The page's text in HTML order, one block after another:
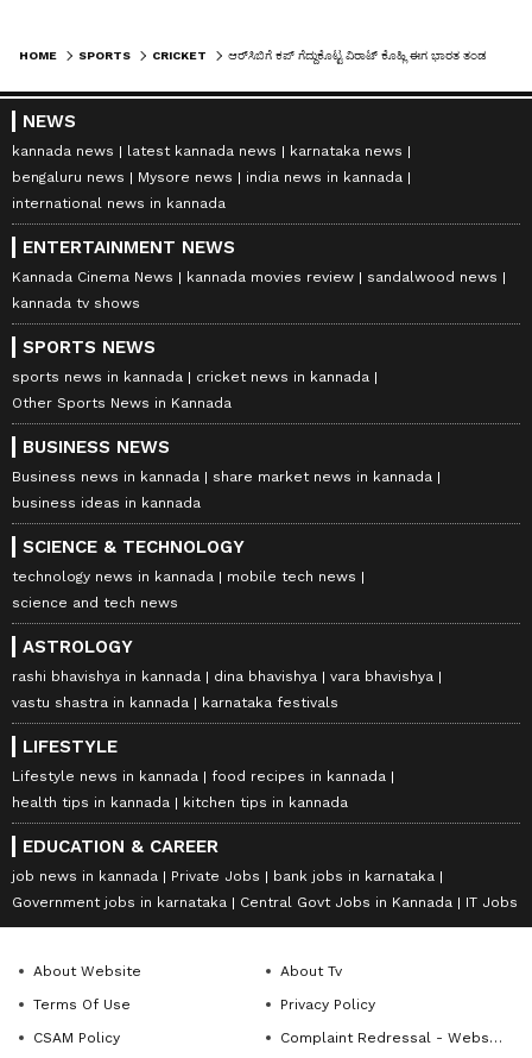
HOME SPORTS CRICKET
NEWS
kannada news latest kannada news
karnataka news
bengaluru news
Mysore news
india news in kannada
international news in kannada
ENTERTAINMENT NEWS
Kannada Cinema News kannada movies review
sandalwood news
kannada tv shows
SPORTS NEWS
sports news in kannada
cricket news in kannada
Other Sports News in Kannada
BUSINESS NEWS
Business news in kannada
share market news in kannada
business ideas in kannada
SCIENCE & TECHNOLOGY
technology news in kannada
mobile tech news
science and tech news
ASTROLOGY
rashi bhavishya in kannada dina bhavishya
vara bhavishya
vastu shastra in kannada
karnataka festivals
LIFESTYLE
Lifestyle news in kannada
food recipes in kannada
health tips in kannada
kitchen tips in kannada
EDUCATION & CAREER
job news in kannada Private Jobs
bank jobs in karnataka
Government jobs in karnataka
Central Govt Jobs in Kannada IT Jobs
About Website
About Tv
Terms Of Use
Privacy Policy
CSAM Policy
Complaint Redressal - Website